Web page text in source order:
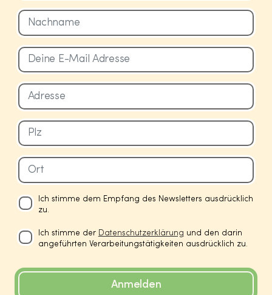
Ich stimme dem Empfang des Newsletters ausdrücklich
zu.
Ich stimme der Datenschutzerklärung und den darin
angeführten Verarbeitungstätigkeiten ausdrücklich zu.
Anmelden